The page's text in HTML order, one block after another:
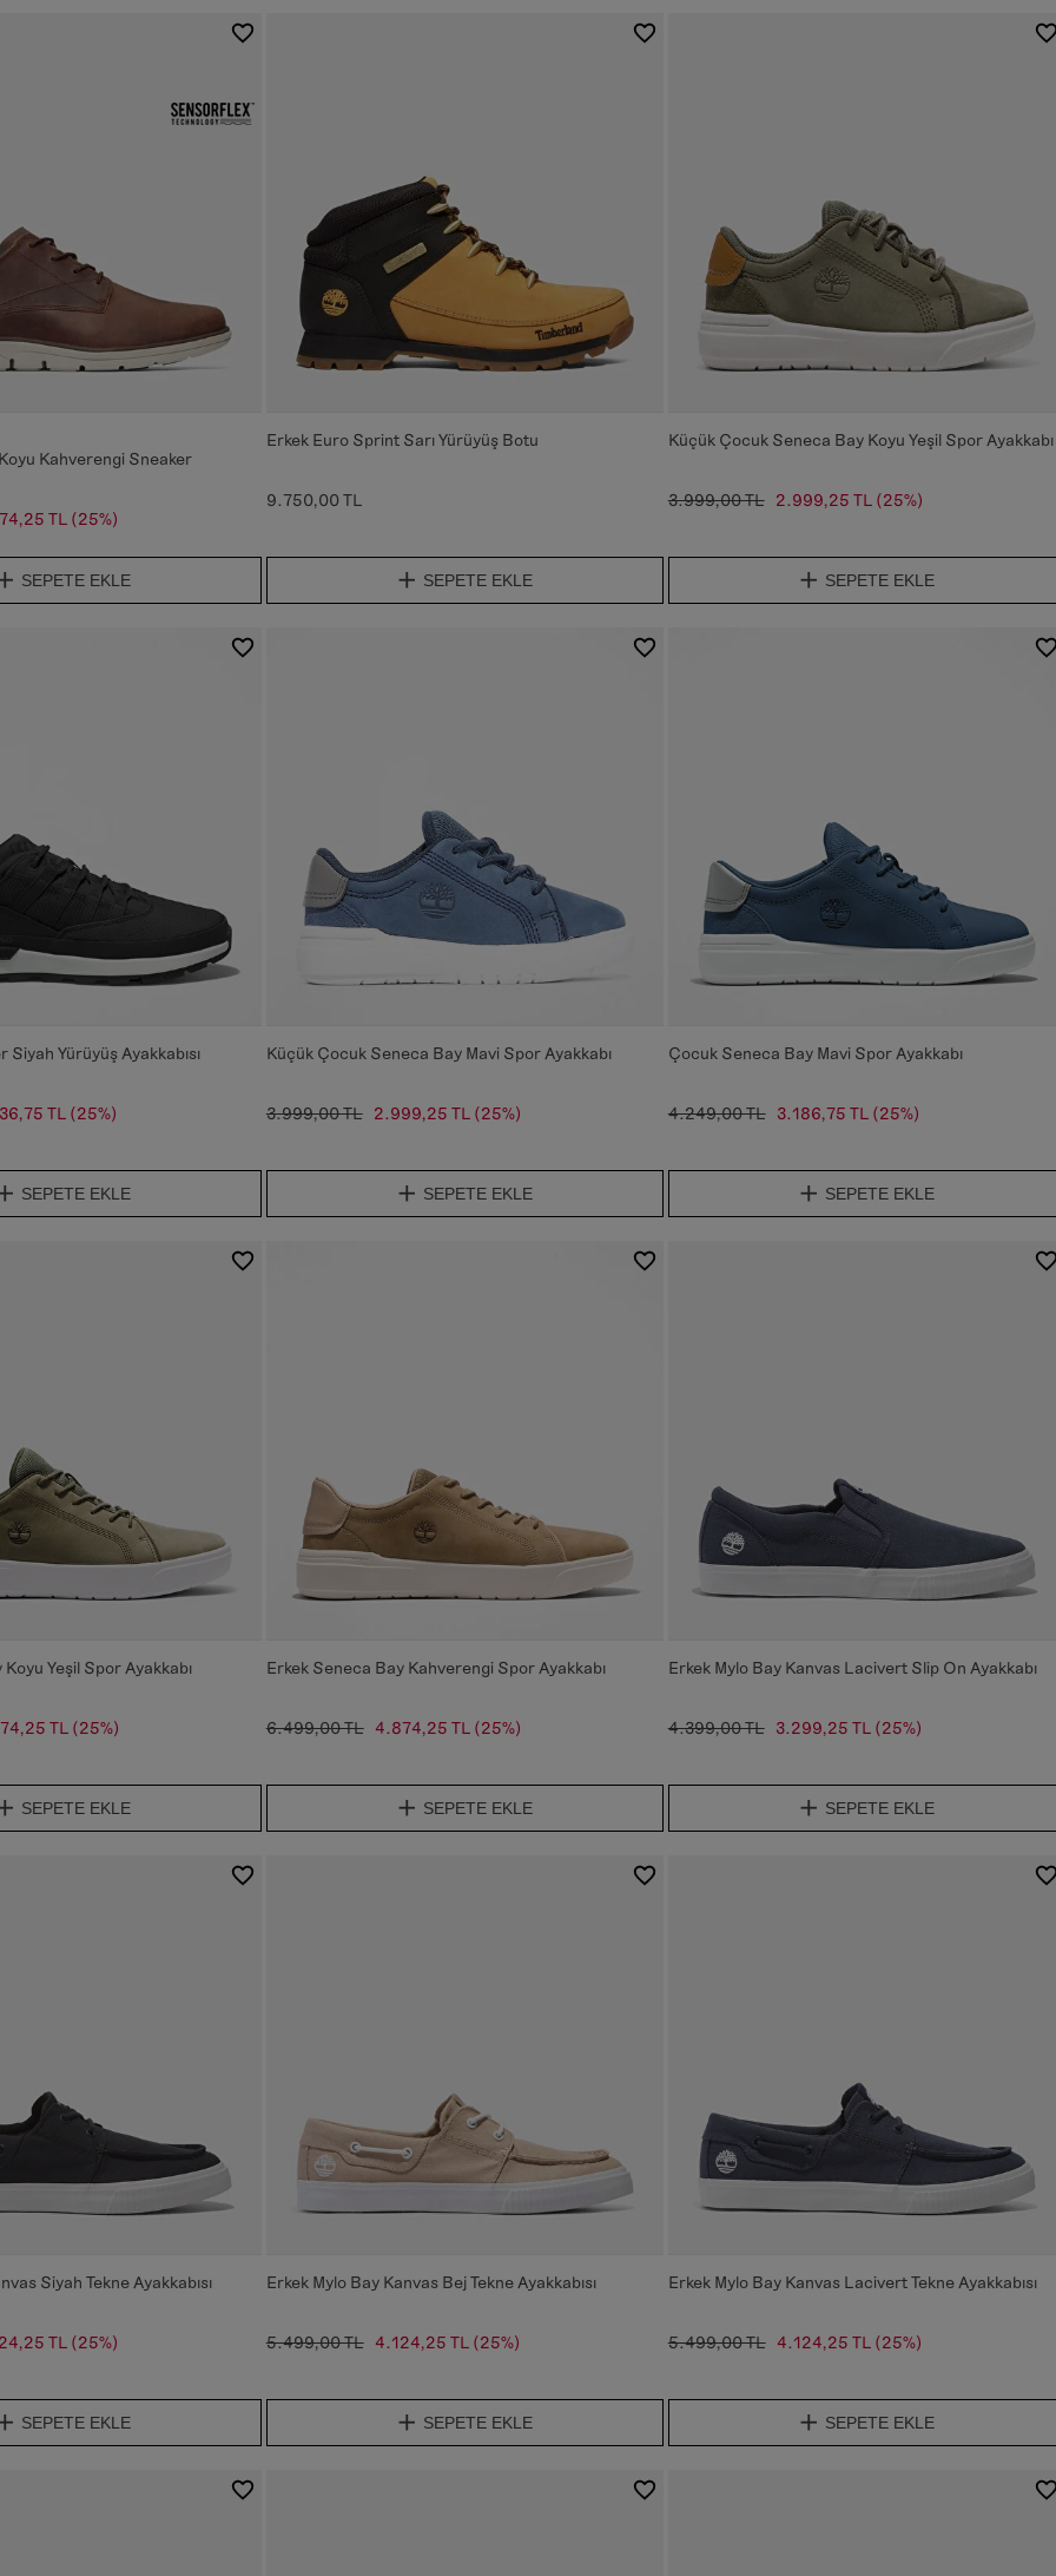
Kahverengi Sneaker
TL (25%)
SEPETE EKLE
Erkek Euro Sprint Sarı Yürüyüş Botu
9.750,00 TL
SEPETE EKLE
Küçük Çocuk Seneca Bay Koyu Yeşil Spor Ayakkabı
3.999,00 TL 2.999,25 TL (25%)
SEPETE EKLE
Siyah Yürüyüş Ayakkabısı
TL (25%)
SEPETE EKLE
Küçük Çocuk Seneca Bay Mavi Spor Ayakkabı
3.999,00 TL 2.999,25 TL (25%)
SEPETE EKLE
Çocuk Seneca Bay Mavi Spor Ayakkabı
4.249,00 TL 3.186,75 TL (25%)
SEPETE EKLE
Yeşil Spor Ayakkabı
TL (25%)
SEPETE EKLE
Erkek Seneca Bay Kahverengi Spor Ayakkabı
6.499,00 TL 4.874,25 TL (25%)
SEPETE EKLE
Erkek Mylo Bay Kanvas Lacivert Slip On Ayakkabı
4.399,00 TL 3.299,25 TL (25%)
SEPETE EKLE
Siyah Tekne Ayakkabısı
TL (25%)
SEPETE EKLE
Erkek Mylo Bay Kanvas Bej Tekne Ayakkabısı
5.499,00 TL 4.124,25 TL (25%)
SEPETE EKLE
Erkek Mylo Bay Kanvas Lacivert Tekne Ayakkabısı
5.499,00 TL 4.124,25 TL (25%)
SEPETE EKLE